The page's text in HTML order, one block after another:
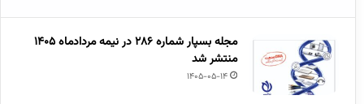
مجله بسپار شماره 286 در نیمه مردادماه 1405
منتشر شد
1405-05-14